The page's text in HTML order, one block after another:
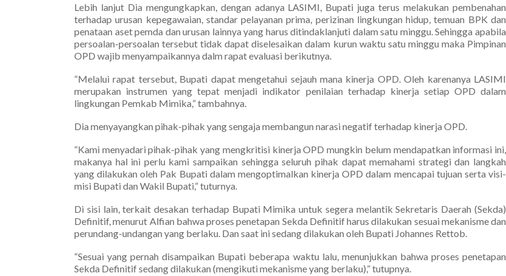
Lebih lanjut Dia mengungkapkan, dengan adanya LASIMI, Bupati juga terus melakukan pembenahan
terhadap urusan kepegawaian, standar pelayanan prima, perizinan lingkungan hidup, temuan BPK dan
penataan aset pemda dan urusan lainnya yang harus ditindaklanjuti dalam satu minggu. Sehingga apabila
persoalan-persoalan tersebut tidak dapat diselesaikan dalam kurun waktu satu minggu maka Pimpinan
OPD wajib menyampaikannya dalm rapat evaluasi berikutnya.
“Melalui rapat tersebut, Bupati dapat mengetahui sejauh mana kinerja OPD. Oleh karenanya LASIMI
merupakan instrumen yang tepat menjadi indikator penilaian terhadap kinerja setiap OPD dalam
lingkungan Pemkab Mimika,” tambahnya.
Dia menyayangkan pihak-pihak yang sengaja membangun narasi negatif terhadap kinerja OPD.
“Kami menyadari pihak-pihak yang mengkritisi kinerja OPD mungkin belum mendapatkan informasi ini,
makanya hal ini perlu kami sampaikan sehingga seluruh pihak dapat memahami strategi dan langkah
yang dilakukan oleh Pak Bupati dalam mengoptimalkan kinerja OPD dalam mencapai tujuan serta visi-
misi Bupati dan Wakil Bupati,” tuturnya.
Di sisi lain, terkait desakan terhadap Bupati Mimika untuk segera melantik Sekretaris Daerah (Sekda)
Definitif, menurut Alfian bahwa proses penetapan Sekda Definitif harus dilakukan sesuai mekanisme dan
perundang-undangan yang berlaku. Dan saat ini sedang dilakukan oleh Bupati Johannes Rettob.
“Sesuai yang pernah disampaikan Bupati beberapa waktu lalu, menunjukkan bahwa proses penetapan
Sekda Definitif sedang dilakukan (mengikuti mekanisme yang berlaku),” tutupnya.